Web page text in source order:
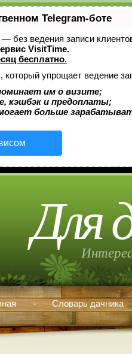
Telegram-боте
— без ведения записи
VisitTime.
бесплатно.
упрощает ведение
им о визите;
кэшбэк и предоплаты;
больше
Для
Словарь дачника